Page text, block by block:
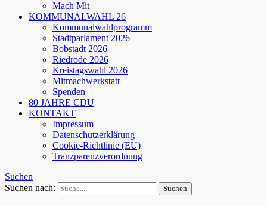
Mach Mit
KOMMUNALWAHL 26
Kommunalwahlprogramm
Stadtparlament 2026
Bobstadt 2026
Riedrode 2026
Kreistagswahl 2026
Mitmachwerkstatt
Spenden
80 JAHRE CDU
KONTAKT
Impressum
Datenschutzerklärung
Cookie-Richtlinie (EU)
Tranzparenzverordnung
Suchen
Suchen nach: